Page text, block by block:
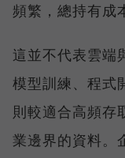
頻繁，總持有成
這並不代表雲端
模型訓練、程式
則較適合高頻存
業邊界的資料。